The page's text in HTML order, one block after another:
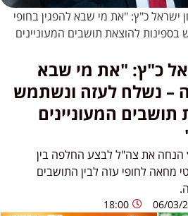
ישראל כ"ץ: "את מי שבא להפגין בחופי
להוצאת תושבים המעוניינים
כ"ץ: "את מי שבא
– נשלח לעזה ונשתמש
המעוניינים
הנחה את צה"ל לבצע החלפה בין
מחאה לחופי עזה לבין התושבים
06/03/
18:00